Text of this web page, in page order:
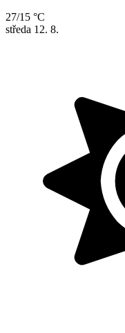
27/15 °C
středa 12. 8.